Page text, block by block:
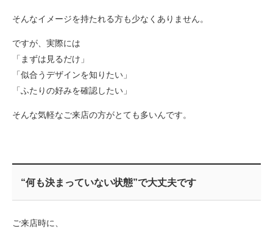
そんなイメージを持たれる方も少なくありません。
ですが、実際には
「まずは見るだけ」
「似合うデザインを知りたい」
「ふたりの好みを確認したい」
そんな気軽なご来店の方がとても多いんです。
“何も決まっていない状態”で大丈夫です
ご来店時に、